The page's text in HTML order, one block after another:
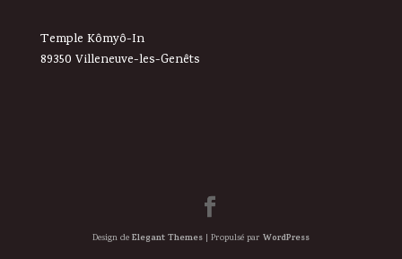
Temple Kômyô-In
89350 Villeneuve-les-Genêts
Design de Elegant Themes| Propulsé par WordPress